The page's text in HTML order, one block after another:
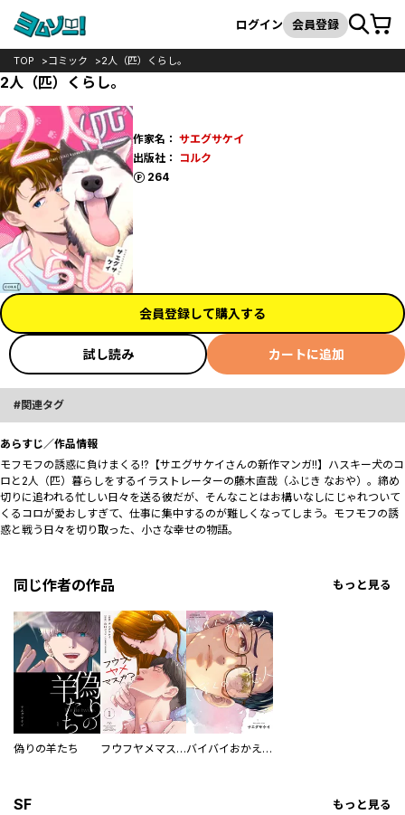
検索
ログイン 会員登録カート
TOP コミック 2人（匹）くらし。
2人（匹）くらし。
作家名： サエグサケイ
出版社：
コルク
264
ポイント
会員登録して購入する
試し読み カートに追加
関連タグ
あらすじ／作品情報
モフモフの誘惑に負けまくる!?【サエグサケイさんの新作マンガ!!】ハスキー犬のコ
ロと2人（匹）暮らしをするイラストレーターの藤木直哉（ふじき なおや）。締め
切りに追われる忙しい日々を送る彼だが、そんなことはお構いなしにじゃれついて
くるコロが愛おしすぎて、仕事に集中するのが難しくなってしまう。モフモフの誘
惑と戦う日々を切り取った、小さな幸せの物語。
同じ作者の作品 もっと見る
偽りの羊たち フウフヤメマスカ？ バイバイおかえり、ぼくの恋人
SF もっと見る